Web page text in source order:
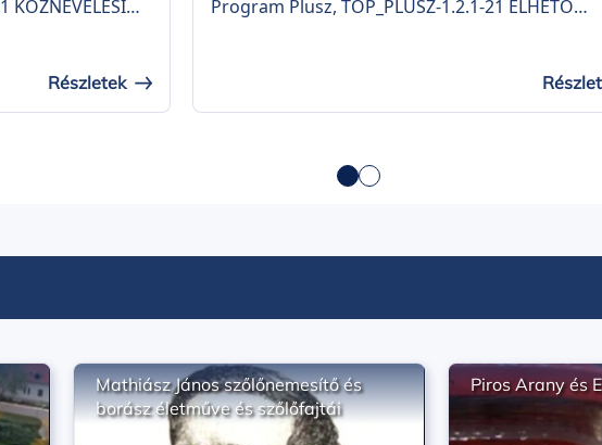
KÖZNEVELÉSI
Részletek
Program Plusz, TOP_PLUSZ-1.2.1-21 ÉLHETŐ
TOP_PLUSZ-1.2.1-21-BK1-2023-00037). A projekt
Mathiász János szőlőnemesítő és
borász életműve és szőlőfajtái
Piros Arany és